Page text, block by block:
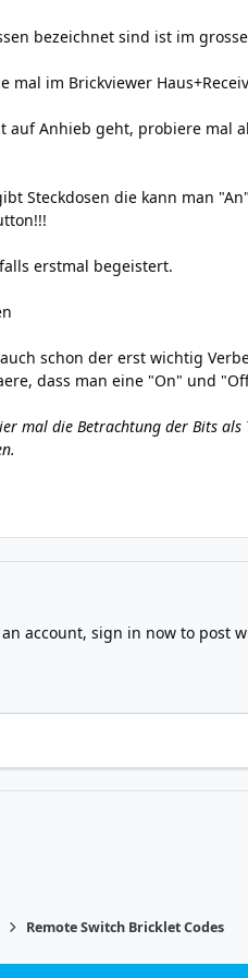
bezeichnet sind ist im
mal im Brickviewer
auf Anhieb geht, probiere mal
Steckdosen die kann man "An"
erstmal begeistert.
schon der erst wichtig
dass man eine "On" und
mal die Betrachtung der Bits
account, sign in nowto post
Remote Switch Bricklet Codes